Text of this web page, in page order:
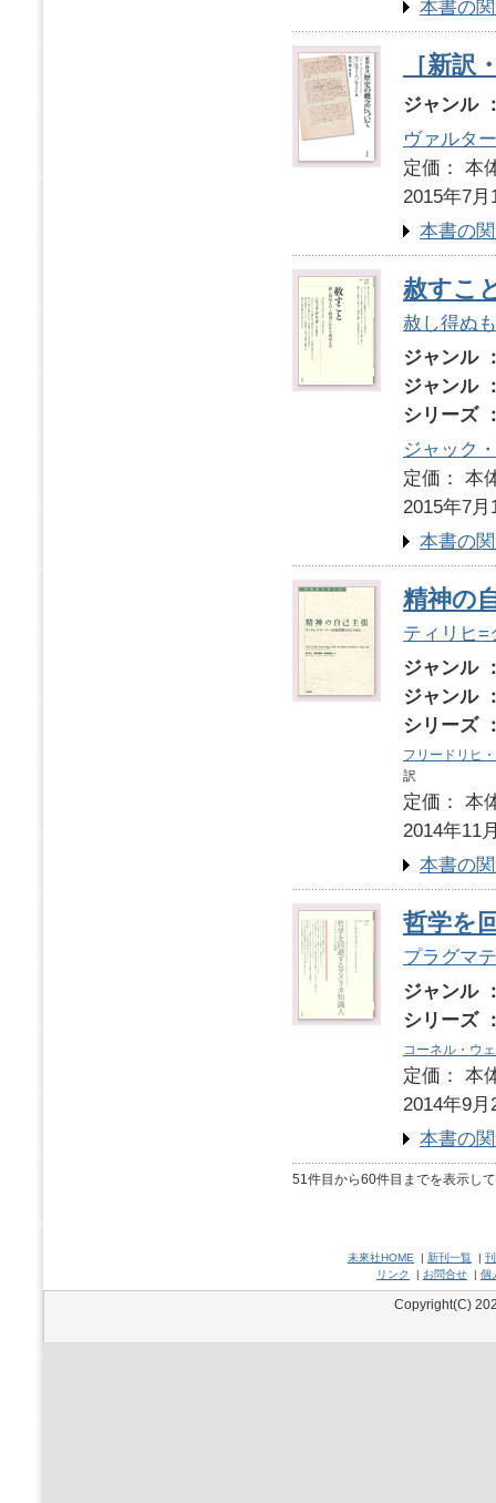
本書の
［新訳
ジャンル
ヴァルタ
定価：
2015年7月
本書の
赦すこ
赦し得ぬ
ジャンル
ジャンル
シリーズ
ジャック
定価：
2015年7月
本書の
精神の
ティリヒ=
ジャンル
ジャンル
シリーズ
フリードリヒ
訳
定価：
2014年11
本書の
哲学を
プラグマ
ジャンル
シリーズ
コーネル・ウ
定価：
2014年9月
本書の
51件目から60件目までを表示し
未來社HOME | 新刊一覧 |
リンク
| お問合せ | 個
Copyright(C)